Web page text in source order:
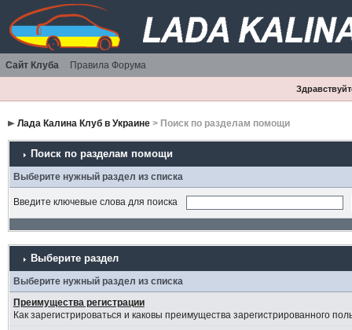
Сайт Клуба Правила Форума
Лада Калина Клуб в Украине> Поиск по разделам помощи
Поиск по разделам помощи
Выберите нужный раздел из списка
Введите ключевые слова для поиска
Выберите раздел
Выберите нужный раздел из списка
Преимущества регистрации
Как зарегистрироваться и каковы преимущества зарегистрированного